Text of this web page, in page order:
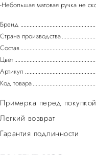
Бренд
Страна производства
Состав
Цвет
Артикул
Код товара
Примерка перед покупкой
Легкий возврат
Гарантия подлинности